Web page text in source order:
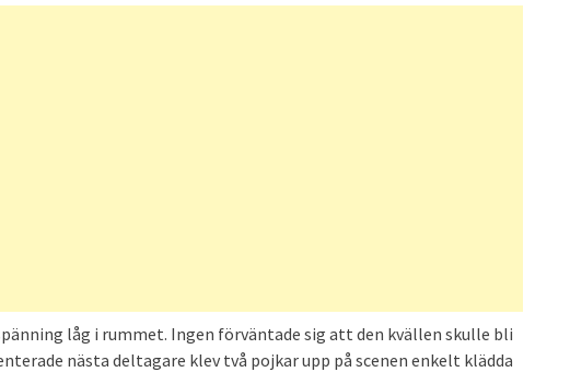
låg i rummet. Ingen förväntade sig att den kvällen skulle bli
nästa deltagare klev två pojkar upp på scenen enkelt klädda